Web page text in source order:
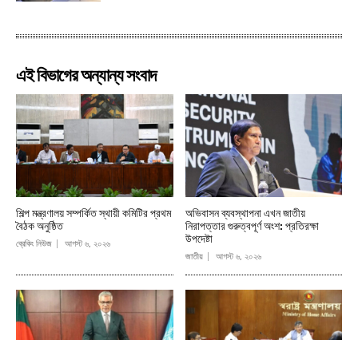
এই বিভাগের অন্যান্য সংবাদ
শিল্প মন্ত্রণালয় সম্পর্কিত স্থায়ী কমিটির প্রথম
বৈঠক অনুষ্ঠিত
ব্রেকিং নিউজ আগস্ট ৬, ২০২৬
অভিবাসন ব্যবস্থাপনা এখন জাতীয়
নিরাপত্তার গুরুত্বপূর্ণ অংশ: প্রতিরক্ষা
উপদেষ্টা
জাতীয় আগস্ট ৬, ২০২৬